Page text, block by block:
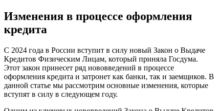
Изменения в процессе оформления
кредита
С 2024 года в России вступит в силу новый Закон о Выдаче
Кредитов Физическим Лицам, который приняла Госдума.
Этот закон принесет ряд нововведений в процессе
оформления кредита и затронет как банки, так и заемщиков. В
данной статье мы рассмотрим основные изменения, которые
вступят в силу в следующем году.